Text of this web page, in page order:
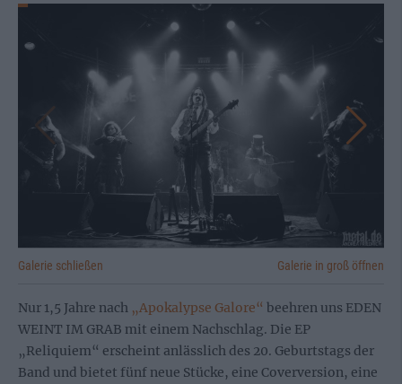
Galerie schließen Galerie in groß öffnen
Nur 1,5 Jahre nach „Apokalypse Galore“ beehren uns EDEN
WEINT IM GRAB mit einem Nachschlag. Die EP
„Reliquiem“ erscheint anlässlich des 20. Geburtstags der
Band und bietet fünf neue Stücke, eine Coverversion, eine